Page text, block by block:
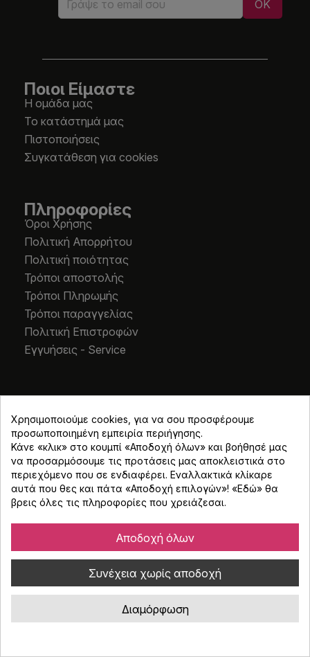
Ποιοι Είμαστε
Η ομάδα μας
Το κατάστημά μας
Πιστοποιήσεις
Συγκατάθεση για cookies
Πληροφορίες
Όροι Χρήσης
Πολιτική Απορρήτου
Πολιτική ποιότητας
Τρόποι αποστολής
Τρόποι Πληρωμής
Τρόποι παραγγελίας
Πολιτική Επιστροφών
Εγγυήσεις - Service
Εξυπηρέτηση Πελατών
Εξέλιξη παραγγελίας
Έρευνα Ικανοποίησης Πελατών
Προτάσεις για βελτίωση των υπηρεσιών
Φόρμα Επικοινωνίας
Ωράριο Λειτουργίας
Δευτέρα - Τετάρτη: 10:00 - 18:00
Τρίτη - Πέμπτη - Παρασκευή: 10:00 - 20:30
Σάββατο: 10:00 - 17:00
Ωράριο Λειτουργίας -8/8 - 21/8
Δευτέρα - Παρασκευή :10:00 - 18:00
Σάββατο 8/8 : 10:00 - 15:00
Χρησιμοποιούμε cookies, για να σου προσφέρουμε
προσωποποιημένη εμπειρία περιήγησης.
Κάνε «κλικ» στο κουμπί «Αποδοχή όλων» και βοήθησέ μας
να προσαρμόσουμε τις προτάσεις μας αποκλειστικά στο
περιεχόμενο που σε ενδιαφέρει. Εναλλακτικά κλίκαρε
αυτά που θες και πάτα «Αποδοχή επιλογών»! «Εδώ» θα
βρεις όλες τις πληροφορίες που χρειάζεσαι.
Αποδοχή όλων
Συνέχεια χωρίς αποδοχή
Διαμόρφωση